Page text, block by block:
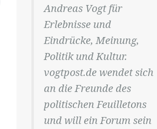
Andreas Vogt für
Erlebnisse und
Eindrücke, Meinung,
Politik und Kultur.
vogtpost.de wendet sich
an die Freunde des
politischen Feuilletons
und will ein Forum sein